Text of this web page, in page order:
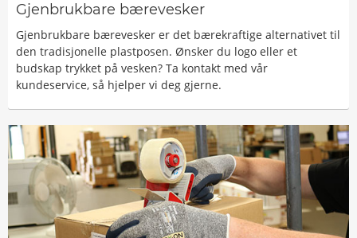
Gjenbrukbare bærevesker
Gjenbrukbare bærevesker er det bærekraftige alternativet til
den tradisjonelle plastposen. Ønsker du logo eller et
budskap trykket på vesken? Ta kontakt med vår
kundeservice, så hjelper vi deg gjerne.